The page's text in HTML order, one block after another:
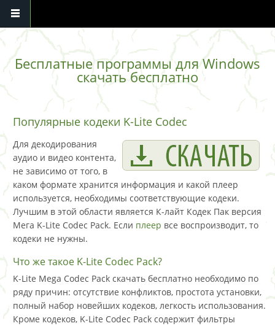
Перейти к основному содержанию
Бесплатные программы для Windows
скачать бесплатно
Популярные кодеки K-Lite Codec
Для декодирования
аудио и видео контента,
не зависимо от того, в
каком формате хранится информация и какой плеер
используется, необходимы соответствующие кодеки.
Лучшим в этой области является К-лайт Кодек Пак версия
Мега K-Lite Codec Pack. Если плеер все воспроизводит, то
кодеки не нужны.
Что же такое K-Lite Codec Pack?
K-Lite Mega Codec Pack скачать бесплатно необходимо по
ряду причин: отсутствие конфликтов, простота установки,
полный набор новейших кодеков, легкость использования.
Кроме кодеков, K-Lite Codec Pack содержит фильтры